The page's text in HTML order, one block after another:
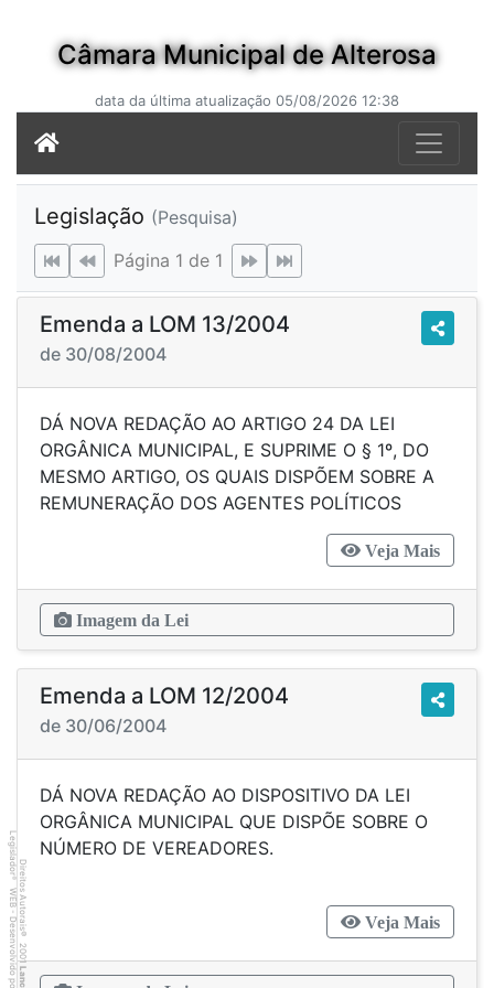
Câmara Municipal de Alterosa
data da última atualização 05/08/2026 12:38
Legislação (Pesquisa)
Página 1 de 1
Emenda a LOM 13/2004
de 30/08/2004
DÁ NOVA REDAÇÃO AO ARTIGO 24 DA LEI
ORGÂNICA MUNICIPAL, E SUPRIME O § 1º, DO
MESMO ARTIGO, OS QUAIS DISPÕEM SOBRE A
REMUNERAÇÃO DOS AGENTES POLÍTICOS
Veja Mais
Imagem da Lei
Emenda a LOM 12/2004
de 30/06/2004
DÁ NOVA REDAÇÃO AO DISPOSITIVO DA LEI
ORGÂNICA MUNICIPAL QUE DISPÕE SOBRE O
NÚMERO DE VEREADORES.
Veja Mais
Direitos Autorais
©
2001
Lancer
Legislador
®
WEB - Desenvolvido por